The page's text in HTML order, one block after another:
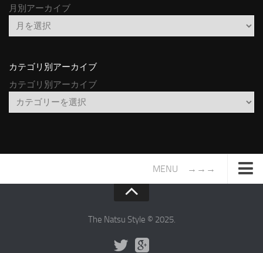
月別アーカイブ
カテゴリ別アーカイブ
カテゴリ別アーカイブ
MENU →→→
The Natsu Style © 2025.